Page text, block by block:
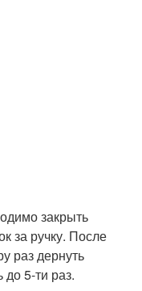
закрыть
за ручку. После
раз дернуть
до 5-ти раз.